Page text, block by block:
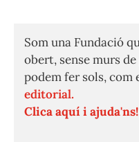
Som una Fundació
obert, sense murs
podem fer sols, com
editorial.
Clica aquí i ajuda'ns!